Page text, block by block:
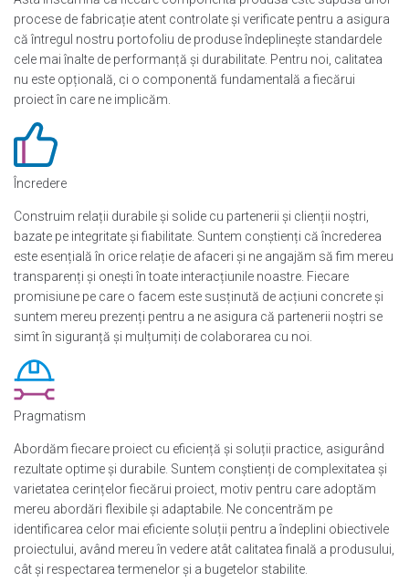
procese de fabricație atent controlate și verificate pentru a asigura
că întregul nostru portofoliu de produse îndeplinește standardele
cele mai înalte de performanță și durabilitate. Pentru noi, calitatea
nu este opțională, ci o componentă fundamentală a fiecărui
proiect în care ne implicăm.
Încredere
Construim relații durabile și solide cu partenerii și clienții noștri,
bazate pe integritate și fiabilitate. Suntem conștienți că încrederea
este esențială în orice relație de afaceri și ne angajăm să fim mereu
transparenți și onești în toate interacțiunile noastre. Fiecare
promisiune pe care o facem este susținută de acțiuni concrete și
suntem mereu prezenți pentru a ne asigura că partenerii noștri se
simt în siguranță și mulțumiți de colaborarea cu noi.
Pragmatism
Abordăm fiecare proiect cu eficiență și soluții practice, asigurând
rezultate optime și durabile. Suntem conștienți de complexitatea și
varietatea cerințelor fiecărui proiect, motiv pentru care adoptăm
mereu abordări flexibile și adaptabile. Ne concentrăm pe
identificarea celor mai eficiente soluții pentru a îndeplini obiectivele
proiectului, având mereu în vedere atât calitatea finală a produsului,
cât și respectarea termenelor și a bugetelor stabilite.